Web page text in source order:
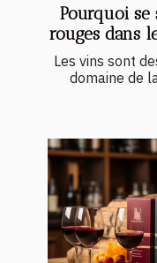
Pourquoi
rouges dans
Les vins sont
domaine de